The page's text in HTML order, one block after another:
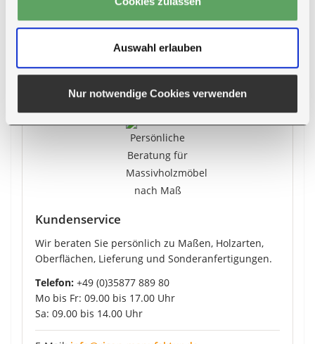
Auswahl erlauben
Nur notwendige Cookies verwenden
Kundenservice
Wir beraten Sie persönlich zu Maßen, Holzarten,
Oberflächen, Lieferung und Sonderanfertigungen.
Telefon: +49 (0)35877 889 80
Mo bis Fr: 09.00 bis 17.00 Uhr
Sa: 09.00 bis 14.00 Uhr